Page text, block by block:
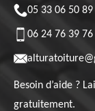
05 33 06 50 89
06 24 76 39 76
Besoin d’aide ?
gratuitement.